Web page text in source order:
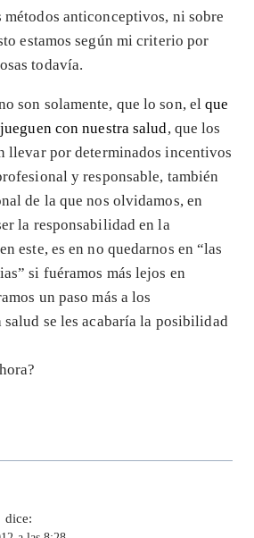
anticonceptivos, ni sobre
estamos según mi criterio por
todavía.
son solamente, que lo son, elque
con nuestra salud, que los
llevar por determinados incentivos
y responsable, también
de la que nos olvidamos, en
la responsabilidad en la
este, es en no quedarnos en “las
si fuéramos más lejos en
un paso más a los
salud se les acabaría la posibilidad
dice: